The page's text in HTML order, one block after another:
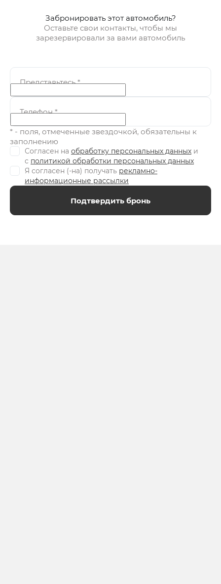
Забронировать этот автомобиль?
Оставьте свои контакты, чтобы мы
зарезервировали за вами автомобиль
Представьтесь*
Телефон*
* - поля, отмеченные звездочкой, обязательны к
заполнению
Согласен на обработку персональных данных
c политикой обработки персональных данных
Я согласен (-на) получать рекламно-
информационные рассылки
Подтвердить бронь